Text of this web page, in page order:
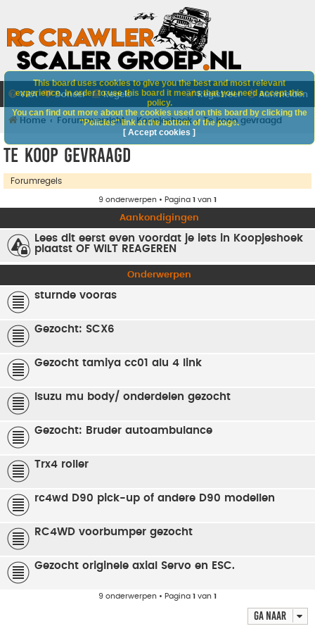
V&A Doneer Regels Aanmelden
Registreer
Home Forumoverzicht Koopjeshoek Te koop gevraagd
Te koop gevraagd
Forumregels
9 onderwerpen • Pagina 1 van 1
Aankondigingen
Lees dit eerst even voordat je iets in Koopjeshoek
plaatst OF WILT REAGEREN
Onderwerpen
sturnde vooras
Gezocht: SCX6
Gezocht tamiya cc01 alu 4 link
Isuzu mu body/ onderdelen gezocht
Gezocht: Bruder autoambulance
Trx4 roller
rc4wd D90 pick-up of andere D90 modellen
RC4WD voorbumper gezocht
Gezocht originele axial Servo en ESC.
9 onderwerpen • Pagina 1 van 1
Ga naar
This board uses cookies to give you the best and most relevant
experience. In order to use this board it means that you need accept this
policy.
You can find out more about the cookies used on this board by clicking the
"Policies" link at the bottom of the page.
[ Accept cookies ]